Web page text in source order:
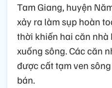
Tam Giang, huyện
xảy ra làm sụp hoàn
thời khiến hai căn nhà
xuống sông. Các căn
được cất tạm ven
bán.